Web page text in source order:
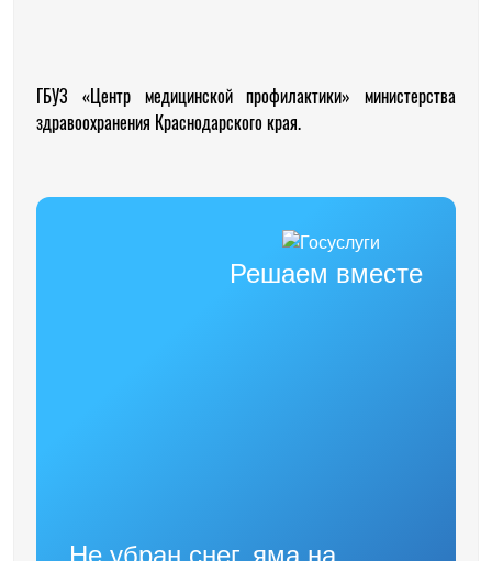
ГБУЗ «Центр медицинской профилактики» министерства
здравоохранения Краснодарского края.
Решаем вместе
Не убран снег, яма на